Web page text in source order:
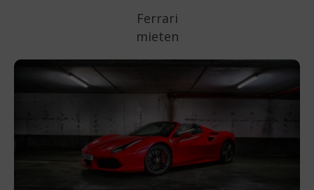
Ferrari
mieten